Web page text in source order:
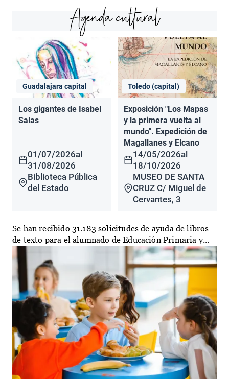
Agenda cultural
Guadalajara capital
Los gigantes de Isabel
Salas
01/07/2026al
31/08/2026
Biblioteca Pública
del Estado
Toledo (capital)
Exposición "Los Mapas
y la primera vuelta al
mundo". Expedición de
Magallanes y Elcano
14/05/2026al
18/10/2026
MUSEO DE SANTA
CRUZ C/ Miguel de
Cervantes, 3
Se han recibido 31.183 solicitudes de ayuda de libros
de texto para el alumnado de Educación Primaria y...